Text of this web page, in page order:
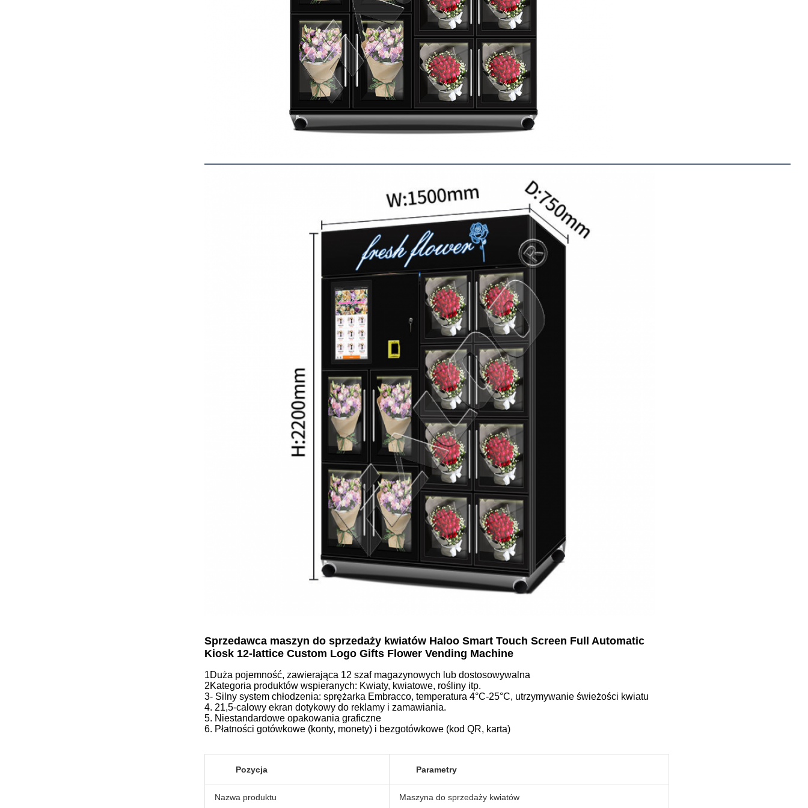
Sprzedawca maszyn do sprzedaży kwiatów Haloo Smart Touch Screen Full Automatic
Kiosk 12-lattice Custom Logo Gifts Flower Vending Machine
1Duża pojemność, zawierająca 12 szaf magazynowych lub dostosowywalna
2Kategoria produktów wspieranych: Kwiaty, kwiatowe, rośliny itp.
3- Silny system chłodzenia: sprężarka Embracco, temperatura 4°C-25°C, utrzymywanie świeżości kwiatu
4. 21,5-calowy ekran dotykowy do reklamy i zamawiania.
5. Niestandardowe opakowania graficzne
6. Płatności gotówkowe (konty, monety) i bezgotówkowe (kod QR, karta)
Pozycja Parametry
Nazwa produktu Maszyna do sprzedaży kwiatów